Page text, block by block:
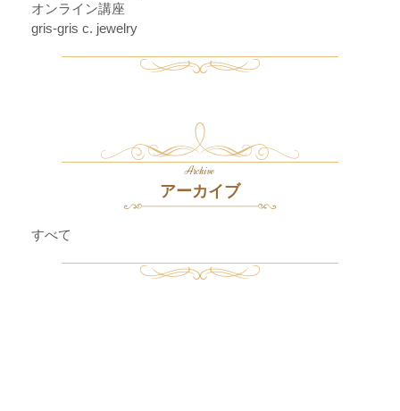
オンライン講座
gris-gris c. jewelry
Archive
アーカイブ
すべて